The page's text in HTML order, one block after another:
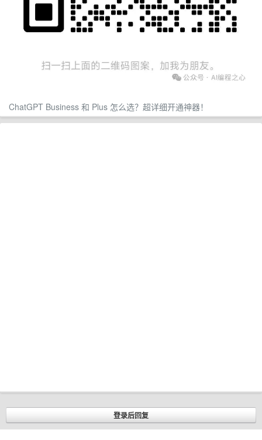
ChatGPT Business 和 Plus 怎么选？超详细开通神器！